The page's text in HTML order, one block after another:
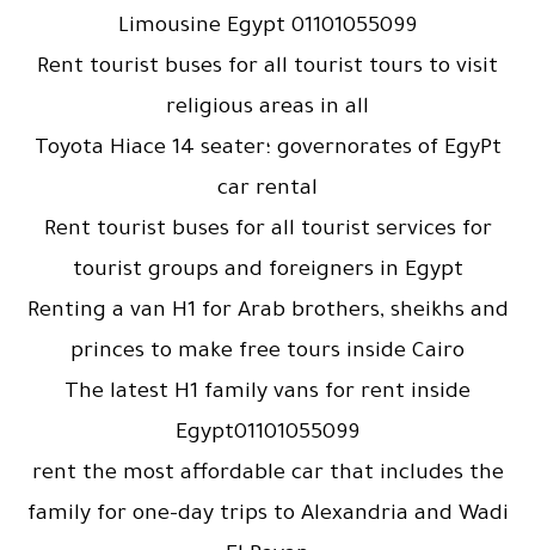
Limousine Egypt 01101055099
Rent tourist buses for all tourist tours to visit
religious areas in all
governorates of EgyPt ؛Toyota Hiace 14 seater
car rental
Rent tourist buses for all tourist services for
tourist groups and foreigners in Egypt
Renting a van H1 for Arab brothers, sheikhs and
princes to make free tours inside Cairo
The latest H1 family vans for rent inside
Egypt01101055099
rent the most affordable car that includes the
family for one-day trips to Alexandria and Wadi